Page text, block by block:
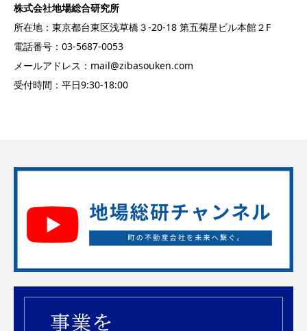
株式会社地場総合研究所
所在地：東京都台東区浅草橋３‐20‐18 第五菊星ビル本館２F
電話番号：03-5687-0053
メールアドレス：mail@zibasouken.com
受付時間：平日9:30-18:00